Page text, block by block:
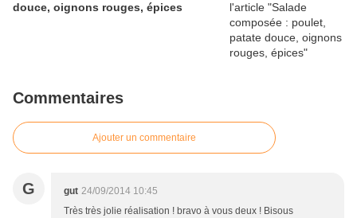
douce, oignons rouges, épices
Commentaires
Ajouter un commentaire
G gut 24/09/2014 10:45
Très très jolie réalisation ! bravo à vous deux ! Bisous